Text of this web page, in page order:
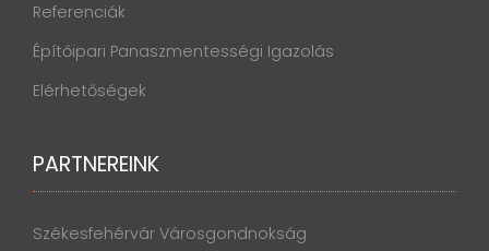
Referenciák
Építőipari Panaszmentességi Igazolás
Elérhetőségek
PARTNEREINK
Székesfehérvár Városgondnokság